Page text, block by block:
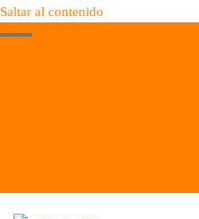
Saltar al contenido